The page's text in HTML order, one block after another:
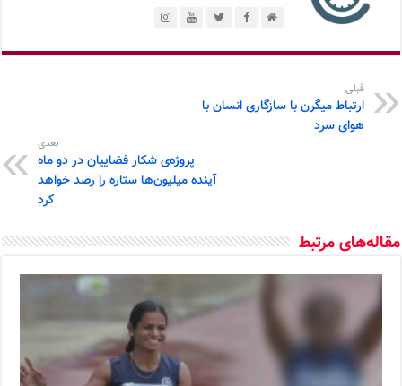
قبلی
ارتباط میگرن با سازگاری انسان با
هوای سرد
بعدی
پروژه‌ی شکار فضاییان در دو ماه
آینده میلیون‌ها ستاره را رصد خواهد
کرد
مقاله‌های مرتبط